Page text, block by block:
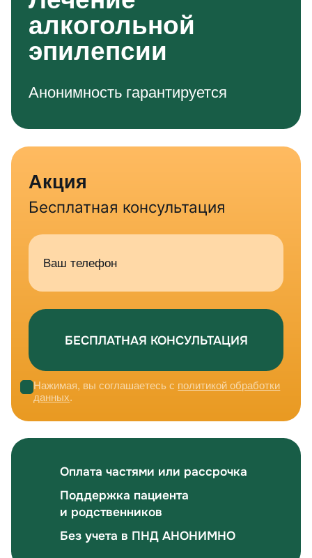
алкогольной
эпилепсии
Анонимность гарантируется
Акция
Бесплатная консультация
Нажимая, вы соглашаетесь с политикой обработки
данных.
Оплата частями или рассрочка
Поддержка пациента
и родственников
Без учета в ПНД АНОНИМНО